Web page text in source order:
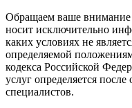
Обращаем ваше внимание
носит исключительно
каких условиях не
определяемой
кодекса Российской
услуг определяется
специалистов.